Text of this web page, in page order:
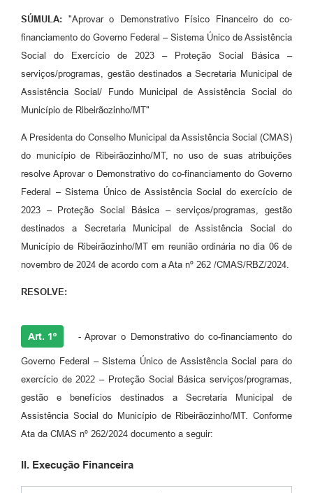
SÚMULA: "Aprovar o Demonstrativo Físico Financeiro do co-
financiamento do Governo Federal – Sistema Único de Assistência
Social do Exercício de 2023 – Proteção Social Básica –
serviços/programas, gestão destinados a Secretaria Municipal de
Assistência Social/ Fundo Municipal de Assistência Social do
Município de Ribeirãozinho/MT"
A Presidenta do Conselho Municipal da Assistência Social (CMAS)
do município de Ribeirãozinho/MT, no uso de suas atribuições
resolve Aprovar o Demonstrativo do co-financiamento do Governo
Federal – Sistema Único de Assistência Social do exercício de
2023 – Proteção Social Básica – serviços/programas, gestão
destinados a Secretaria Municipal de Assistência Social do
Município de Ribeirãozinho/MT em reunião ordinária no dia 06 de
novembro de 2024 de acordo com a Ata nº 262 /CMAS/RBZ/2024.
RESOLVE:
Art. 1º - Aprovar o Demonstrativo do co-financiamento do
Governo Federal – Sistema Único de Assistência Social para do
exercício de 2022 – Proteção Social Básica serviços/programas,
gestão e benefícios destinados a Secretaria Municipal de
Assistência Social do Município de Ribeirãozinho/MT. Conforme
Ata da CMAS nº 262/2024 documento a seguir:
II. Execução Financeira